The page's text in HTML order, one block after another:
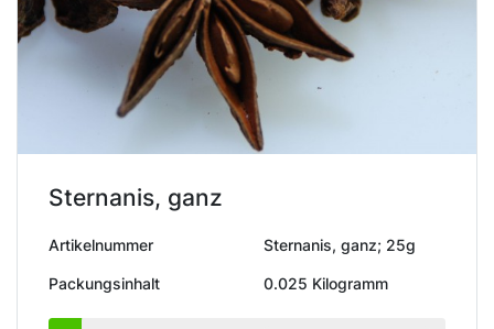
Sternanis, ganz
Artikelnummer Sternanis, ganz; 25g
Packungsinhalt 0.025 Kilogramm